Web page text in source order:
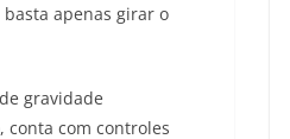
apenas girar o
gravidade
conta com controles